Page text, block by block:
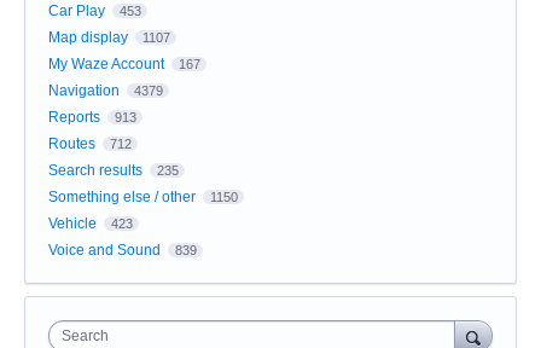
Car Play 453
Map display 1107
My Waze Account 167
Navigation 4379
Reports 913
Routes 712
Search results 235
Something else / other 1150
Vehicle 423
Voice and Sound 839
Search